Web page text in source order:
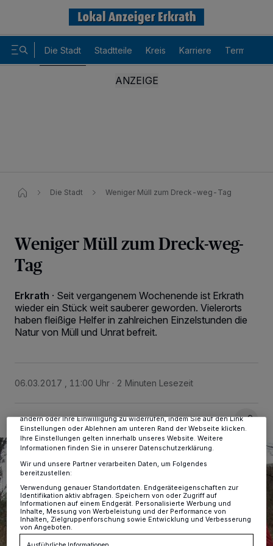
Die Stadt Stadtteile Kreis Karriere Termine
Die Stadt Weniger Müll zum Dreck-weg-Tag
Weniger Müll zum Dreck-weg-
Tag
Erkrath · Seit vergangenem Wochenende ist Erkrath
wieder ein Stück weit sauberer geworden. Vielerorts
haben fleißige Helfer in zahlreichen Einzelstunden die
Natur von Müll und Unrat befreit.
06.03.2017 , 11:00 Uhr 2 Minuten Lesezeit
verarbeiten Daten, um Ihnen Dienste bereitzustellen“ aufgeführten
Zwecke. Wenn Tracker deaktiviert sind, sind manche Inhalte und
ändern oder Ihre Einwilligung zu widerrufen, indem Sie auf den Link
Einstellungen oder Ablehnen am unteren Rand der Webseite klicken.
Ihre Einstellungen gelten innerhalb unseres Website. Weitere
Informationen finden Sie in unserer Datenschutzerklärung.
Wir und unsere Partner verarbeiten Daten, um Folgendes
bereitzustellen:
Verwendung genauer Standortdaten. Endgeräteeigenschaften zur
Identifikation aktiv abfragen. Speichern von oder Zugriff auf
Informationen auf einem Endgerät. Personalisierte Werbung und
Inhalte, Messung von Werbeleistung und der Performance von
Inhalten, Zielgruppenforschung sowie Entwicklung und Verbesserung
von Angeboten.